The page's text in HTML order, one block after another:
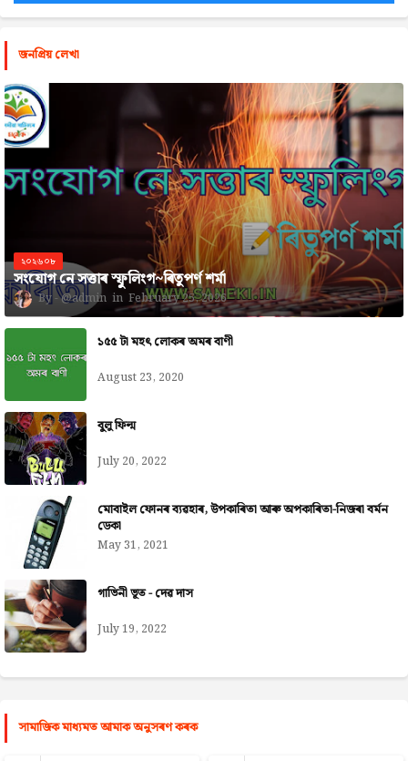
জনপ্রিয় লেখা
২০২৬০৮
সংযোগ নে সত্তাৰ স্ফুলিংগ~ৰিতুপৰ্ণ শৰ্মা
@admin February 25, 2026
১৫৫ টা মহৎ লোকৰ অমৰ বাণী
August 23, 2020
বুলু ফিল্ম
July 20, 2022
মোবাইল ফোনৰ ব্যৱহাৰ, উপকাৰিতা আৰু অপকাৰিতা-নিজৰা বৰ্মন
ডেকা
May 31, 2021
গাভিনী ভূত - দেৱ দাস
July 19, 2022
সামাজিক মাধ্যমত আমাক অনুসৰণ কৰক